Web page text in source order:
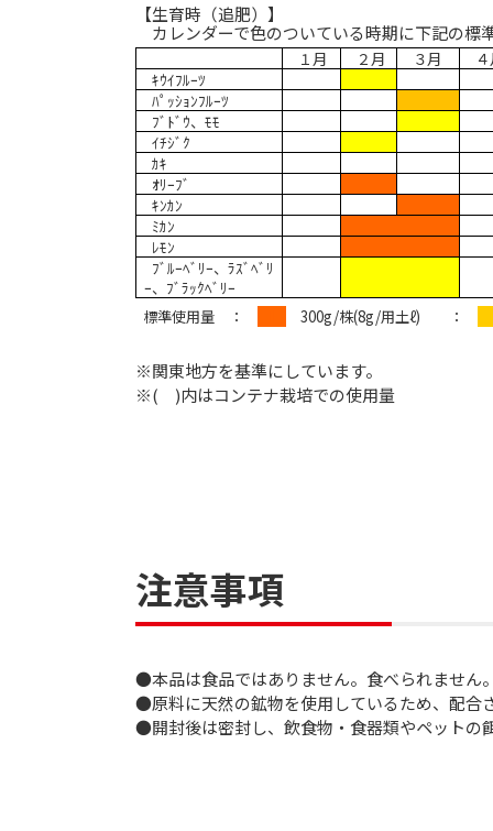
【生育時（追肥）】
カレンダーで色のついている時期に下記の標
１月 ２月 ３月
ｷｳｲﾌﾙｰﾂ
ﾊﾟｯｼｮﾝﾌﾙｰﾂ
ﾌﾞﾄﾞｳ、ﾓﾓ
ｲﾁｼﾞｸ
ｶｷ
ｵﾘｰﾌﾞ
ｷﾝｶﾝ
ﾐｶﾝ
ﾚﾓﾝ
ﾌﾞﾙｰﾍﾞﾘｰ、 ﾗｽﾞﾍﾞﾘ
ｰ、 ﾌﾞﾗｯｸﾍﾞﾘｰ
標準使用量 ：
300g/株(8g/用土ℓ) ：
※関東地方を基準にしています。
※( )内はコンテナ栽培での使用量
注意事項
●本品は食品ではありません。食べられません
●原料に天然の鉱物を使用しているため、配合
●開封後は密封し、飲食物・食器類やペットの